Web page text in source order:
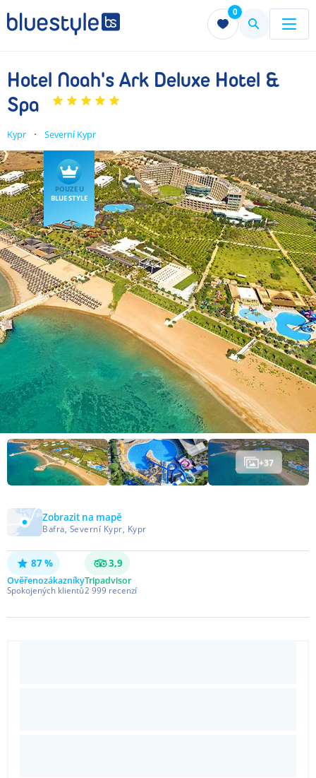
0
Menu Menu
Hotel Noah's Ark Deluxe Hotel &
Spa
Kypr Severní Kypr
POUZE U
BLUE STYLE
+37
Zobrazit na mapě
Bafra, Severní Kypr, Kypr
87 %
Ověřenozákazníky
Spokojených klientů
3,9
Tripadvisor
2 999 recenzí